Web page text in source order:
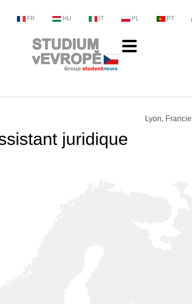
FR HU IT PL PT
Lyon, Francie
juridique